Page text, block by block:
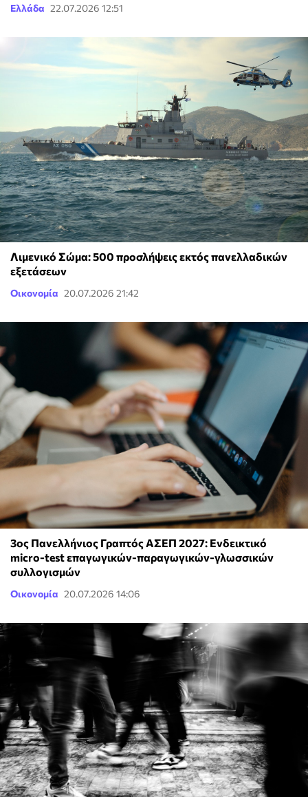
Ελλάδα 22.07.2026 12:51
Λιμενικό Σώμα: 500 προσλήψεις εκτός πανελλαδικών
εξετάσεων
Οικονομία 20.07.2026 21:42
3ος Πανελλήνιος Γραπτός ΑΣΕΠ 2027: Ενδεικτικό
micro-test επαγωγικών-παραγωγικών-γλωσσικών
συλλογισμών
Οικονομία 20.07.2026 14:06